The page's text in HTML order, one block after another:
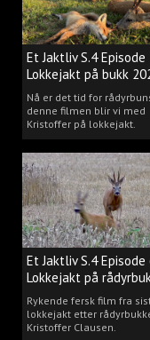
Et Jaktliv S.4 Episode
Lokkejakt på bukk
2
Nå er det tid for
denne filmen blir vi med
Kristoffer på lokkejakt.
Et Jaktliv S.4 Episode
Lokkejakt på
2025 Del.1
Rykende fersk film fra
lokkejakt etter
Kristoffer Clausen.